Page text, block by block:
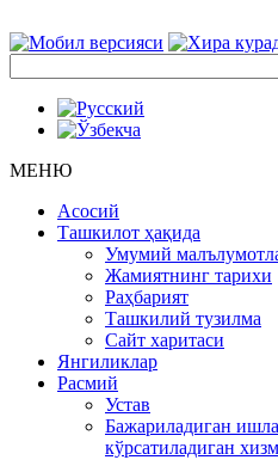
МЕНЮ
Асосий
Ташкилот ҳақида
Умумий
Жамиятнинг тарихи
Раҳбарият
Ташкилий тузилма
Сайт харитаси
Янгиликлар
Расмий
Устав
Бажариладиган
кўрсатиладиган